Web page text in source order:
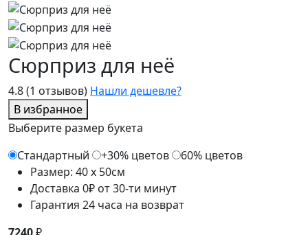
4.8(1 отзывов) Нашли дешевле?
В избранное
Сюрприз для неё
Выберите размер букета
Стандартный
+30% цветов
60% цветов
Размер: 40 x 50см
Доставка 0₽ от 30-ти минут
Гарантия 24 часа на возврат